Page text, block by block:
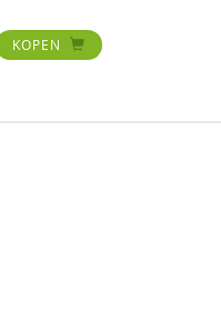
KOPEN